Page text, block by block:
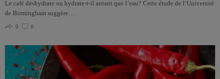
Le café déshydrate ou hydrate-t-il autant que l’eau? Cette étude de l’Université
de Birmingham suggère…
0
0